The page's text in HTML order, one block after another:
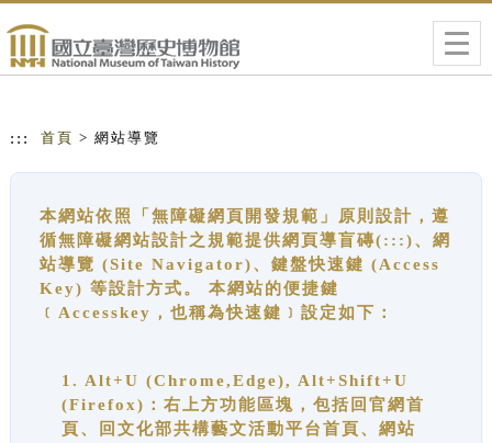
::: 首頁 > 網站導覽
本網站依照「無障礙網頁開發規範」原則設計，遵
循無障礙網站設計之規範提供網頁導盲磚(:::)、網
站導覽 (Site Navigator)、鍵盤快速鍵 (Access
Key) 等設計方式。 本網站的便捷鍵
﹝Accesskey，也稱為快速鍵﹞設定如下：
1. Alt+U (Chrome,Edge), Alt+Shift+U
(Firefox)：右上方功能區塊，包括回官網首
頁、回文化部共構藝文活動平台首頁、網站